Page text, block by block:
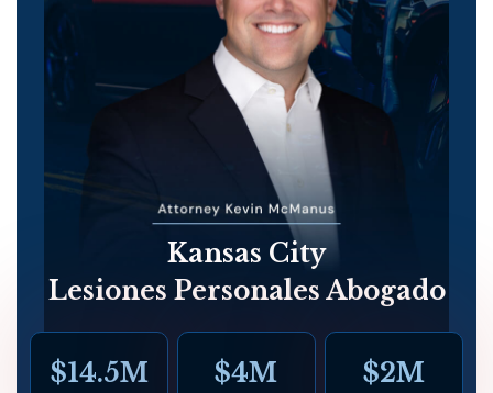
Kansas City
Lesiones Personales Abogado
$14.5M $4M $2M